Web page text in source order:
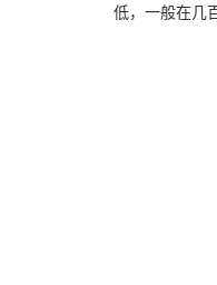
低，一般在几